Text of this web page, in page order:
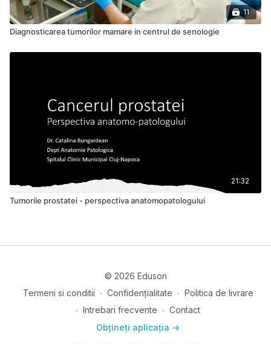
11
Diagnosticarea tumorilor mamare in centrul de senologie
21:32
Tumorile prostatei - perspectiva anatomopatologului
© 2026 Eduson
Termeni si conditii ∙ Confidențialitate ∙ Politica de livrare
∙ Intrebari frecvente ∙ Contact
Obțineți aplicația ->